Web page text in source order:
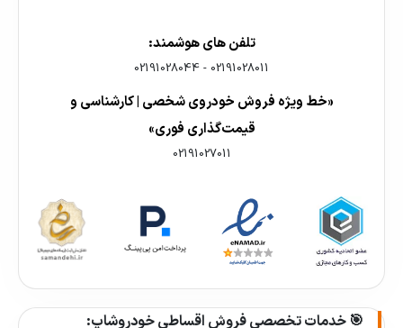
تلفن های هوشمند:
02191028011
-
02191028044
«خط ویژه فروش خودروی شخصی | کارشناسی و
قیمت‌گذاری فوری»
02191027011
🎯 خدمات تخصصی فروش اقساطی خودروشاپ: